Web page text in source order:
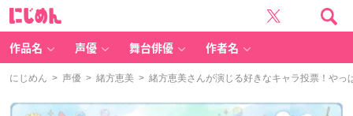
作品名 声優 舞台俳優 作者名
にじめん > 声優 > 緒方恵美 > 緒方恵美さんが演じる好きなキャラ投票！や